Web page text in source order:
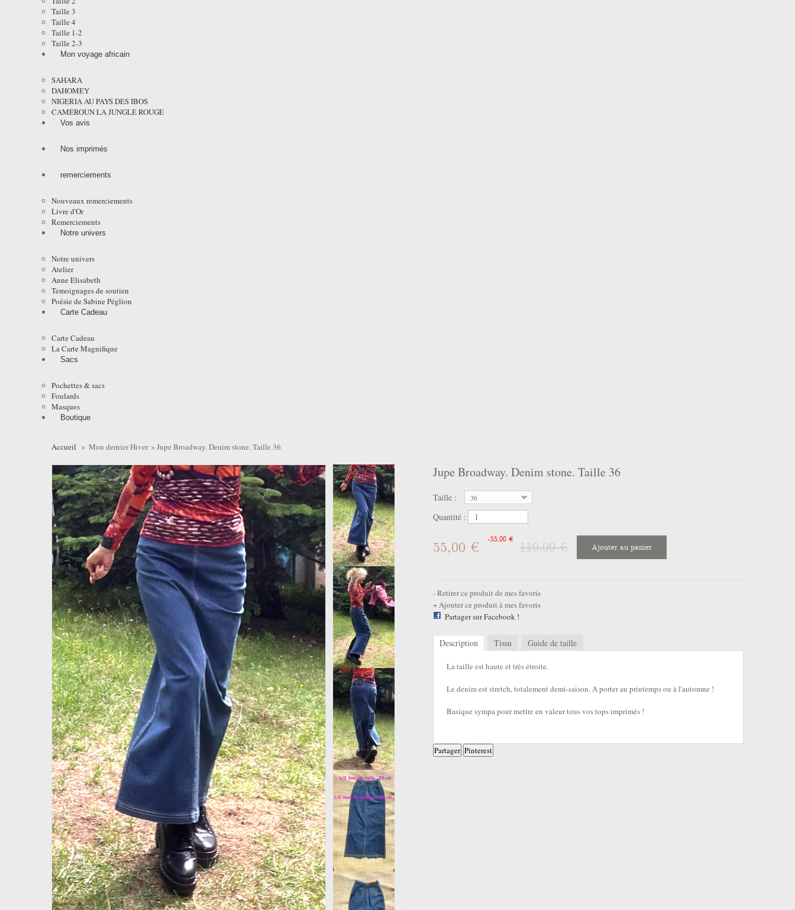
Taille 3
Taille 4
Taille 1-2
Taille 2-3
Mon voyage africain
SAHARA
DAHOMEY
NIGERIA AU PAYS DES IBOS
CAMEROUN LA JUNGLE ROUGE
Vos avis
Nos imprimés
remerciements
Nouveaux remerciements
Livre d'Or
Remerciements
Notre univers
Notre univers
Atelier
Anne Elisabeth
Temoignages de soutien
Poésie de Sabine Péglion
Carte Cadeau
Carte Cadeau
La Carte Magnifique
Sacs
Pochettes & sacs
Foulards
Masques
Boutique
Accueil > Mon dernier Hiver > Jupe Broadway. Denim stone. Taille 36
Jupe Broadway. Denim stone. Taille 36
Taille : 36
Quantité :
55,00 € -55,00 €
110,00 € Ajouter au panier
Retirer ce produit de mes favoris
Ajouter ce produit à mes favoris
Partager sur Facebook !
Description Tissu Guide de taille
La taille est haute et très étroite.
Le denim est stretch, totalement demi-saison. A porter au printemps ou à l'automne !
Basique sympa pour mettre en valeur tous vos tops imprimés !
Partager Pinterest